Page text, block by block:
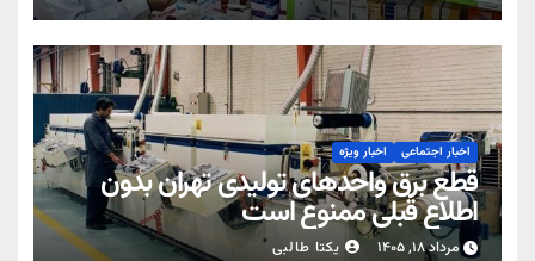
اخبار اجتماعی اخبار ویژه
قطع برق واحدهای تولیدی تهران بدون
اطلاع قبلی ممنوع است
مرداد ۱۸, ۱۴۰۵ یکتا طالبی